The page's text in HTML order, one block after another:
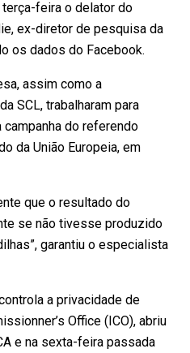
feira o delator do
ex-diretor de pesquisa da
os dados do Facebook.
assim como a
SCL, trabalharam para
do referendo
da União Europeia, em
que o resultado do
se não tivesse produzido
garantiu o especialista
a privacidade de
Office (ICO), abriu
e na sexta-feira passada